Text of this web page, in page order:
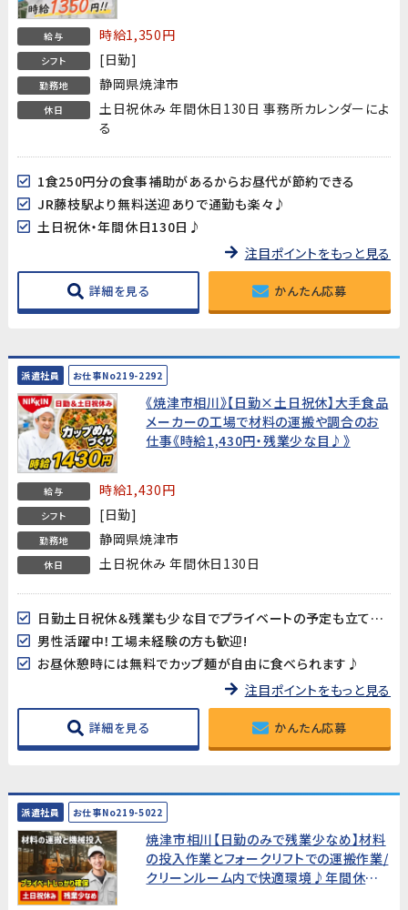
給与 時給1,350円
シフト [日勤]
勤務地 静岡県焼津市
休日
土日祝休み 年間休日130日 事務所カレンダーによ
る
1食250円分の食事補助があるからお昼代が節約できる
JR藤枝駅より無料送迎ありで通勤も楽々♪
土日祝休・年間休日130日♪
注目ポイントをもっと見る
詳細を見る かんたん応募
派遣社員 お仕事No219-2292
《焼津市相川》【日勤×土日祝休】大手食品
メーカーの工場で材料の運搬や調合のお
仕事《時給1,430円・残業少な目♪》
給与 時給1,430円
シフト [日勤]
勤務地 静岡県焼津市
休日 土日祝休み 年間休日130日
日勤土日祝休＆残業も少な目でプライベートの予定も立てやすい♪年間休日130日!
男性活躍中！工場未経験の方も歓迎!
お昼休憩時には無料でカップ麺が自由に食べられます♪
注目ポイントをもっと見る
詳細を見る かんたん応募
派遣社員 お仕事No219-5022
焼津市相川【日勤のみで残業少なめ】材料
の投入作業とフォークリフトでの運搬作業/
クリーンルーム内で快適環境♪年間休日